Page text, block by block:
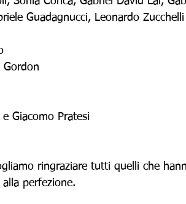
Guadagnucci, Leonardo
Giacomo Pratesi
ringraziare tutti quelli che
perfezione.